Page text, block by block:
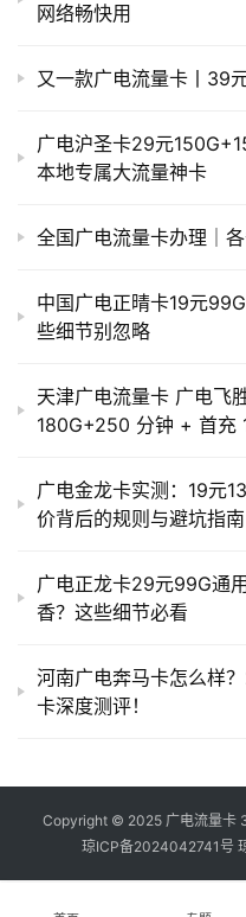
网络畅快用
又一款广电流量卡丨39
广电沪圣卡29元
本地专属大流量神卡
全国广电流量卡办理｜
中国广电正晴卡19元
些细节别忽略
天津广电流量卡 广电飞
180G+250 分钟 + 首充
广电金龙卡实测：19元
价背后的规则与避坑指南
广电正龙卡29元99G通
香？这些细节必看
河南广电奔马卡怎么样
卡深度测评！
Copyright © 2025 广电流量卡
琼ICP备2024042741号